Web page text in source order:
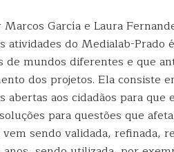
García e Laura
atividades do Medialab-Prado
de mundos diferentes e que
dos projetos. Ela consiste
abertas aos cidadãos para
para questões que
vem sendo validada, refinada,